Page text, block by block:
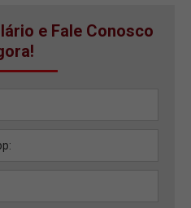
e Fale Conosco